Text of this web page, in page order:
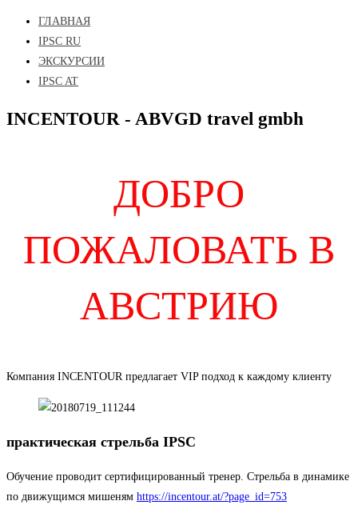
ГЛАВНАЯ
IPSC RU
ЭКСКУРСИИ
IPSC AT
INCENTOUR - ABVGD travel gmbh
ДОБРО
ПОЖАЛОВАТЬ В
АВСТРИЮ
Компания INCENTOUR предлагает VIP подход к каждому клиенту
практическая стрельба IPSC
Обучение проводит сертифицированный тренер. Стрельба в динамике
по движущимся мишеням https://incentour.at/?page_id=753